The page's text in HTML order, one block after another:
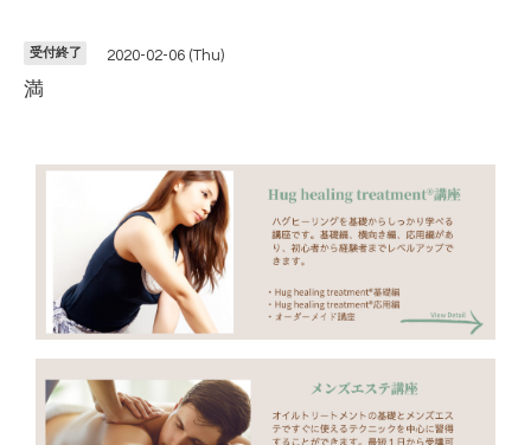
受付終了 2020-02-06 (Thu)
満